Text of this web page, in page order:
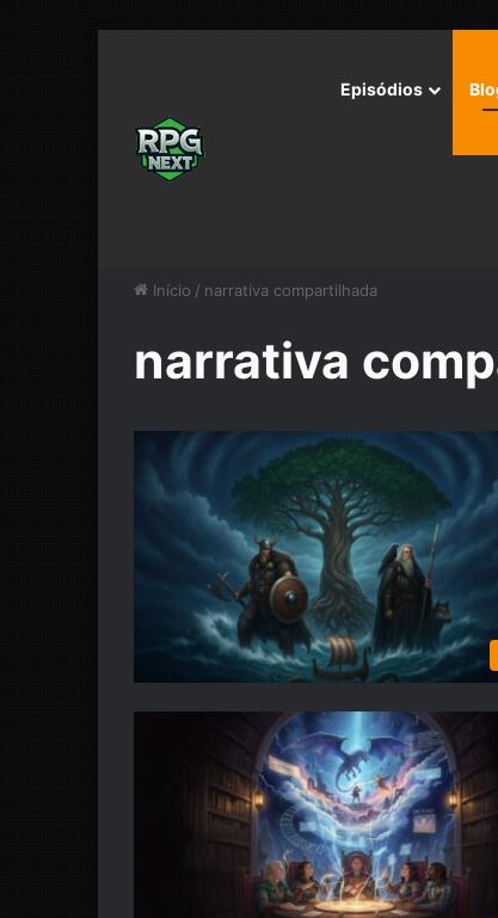
Episódios
Início / narrativa compartilhada
narrativa